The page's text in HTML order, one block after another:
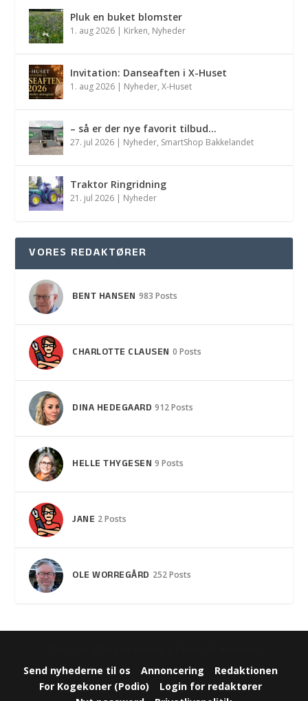
Pluk en buket blomster
1. aug 2026 | Kirken, Nyheder
Invitation: Danseaften i X-Huset
1. aug 2026 | Nyheder,X-Huset
– så er der nye favorit tilbud…
27. jul 2026 | Nyheder, SmartShop Bakkelandet
Traktor Ringridning
21. jul 2026 | Nyheder
VORES REDAKTØRER
BENT HANSEN 983 Posts
CHARLOTTE CLAUSEN 0 Posts
DINA HEDEGAARD 912 Posts
HELLE THYGESEN 9 Posts
JANE 2 Posts
OLE WORREGÅRD 252 Posts
Send nyhederne til os Annoncering
Redaktionen
For Kogekoner (Podio)
Login for redaktører